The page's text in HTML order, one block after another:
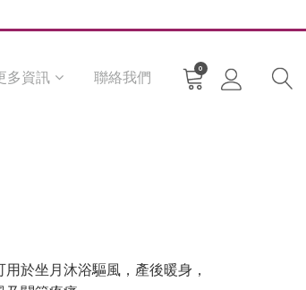
0
多資訊 聯絡我們
於坐月沐浴驅風，產後暖身，